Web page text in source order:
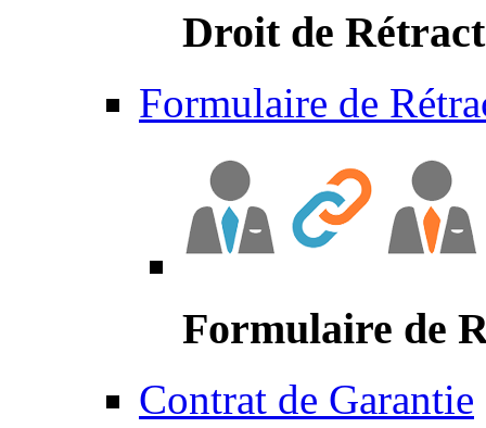
Droit de
Formulaire de
Formulaire de
Contrat de Garantie